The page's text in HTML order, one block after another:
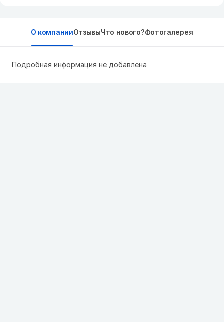
О компанииОтзывыЧто нового?Фотогалерея
Подробная информация не добавлена